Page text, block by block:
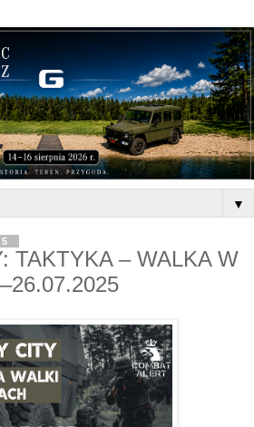
▼
TAKTYKA – WALKA W